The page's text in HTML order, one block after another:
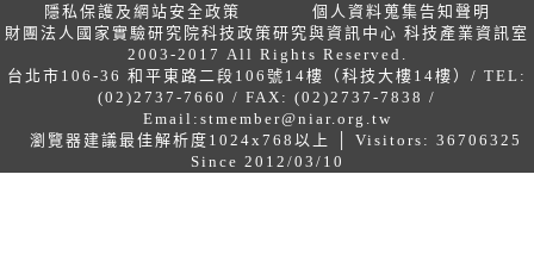
隱私保護及網站安全政策
個人資料蒐集告知聲明
財團法人國家實驗研究院科技政策研究與資訊中心 科技產業資訊室
2003-2017 All Rights Reserved.
台北市106-36 和平東路二段106號14樓（科技大樓14樓）/ TEL:
(02)2737-7660 / FAX: (02)2737-7838 /
Email: stmember@niar.org.tw
瀏覽器建議最佳解析度1024x768以上 │ Visitors: 36706325
Since 2012/03/10